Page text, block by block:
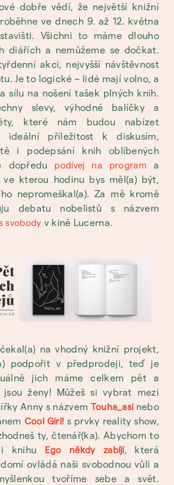
dobře vědí, že největší knižní
ve dnech 9. až 12. května
Všichni to máme dlouho
diářích a nemůžeme se dočkat.
akci, nejvyšší návštěvnost
Je to logické – lidé mají volno, a
sílu na nošení tašek plných knih.
slevy, výhodné balíčky a
které nám budou nabízet
ideální příležitost k diskusím,
i podepsání knih oblíbených
dopředu podívej na program a
kterou hodinu bys měl(a) být,
nepromeškal(a). Za mě kromě
debatu nobelistů s názvem
svobody v kině Lucerna.
na vhodný knižní projekt,
podpořit v předprodeji, teď je
jich máme celkem pět a
jsou ženy! Můžeš si vybrat mezi
Anny s názvem Touha_asi nebo
Cool Girl! s prvky reality show,
ty, čtenář(ka). Abychom to
i knihu
Ego někdy zabíjí, která
ovládá naši svobodnou vůli a
tvoříme sebe a svět.